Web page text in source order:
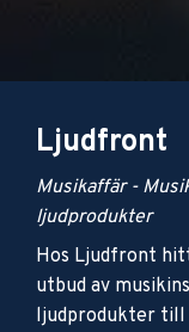
Ljudfront
Musikaffär -
ljudprodukter
Hos Ljudfront
utbud av
ljudprodukter till